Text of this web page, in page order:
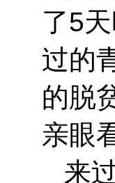
了5
过的
的脱
亲眼
来